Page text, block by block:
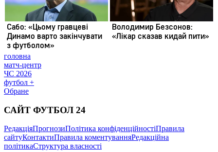
головна
матч-центр
ЧС 2026
футбол +
Обране
САЙТ ФУТБОЛ 24
РедакціяПрогнозиПолітика конфіденційностіПравила
сайтуКонтактиПравила коментуванняРедакційна
політикаСтруктура власності